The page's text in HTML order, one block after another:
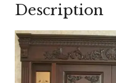
Description